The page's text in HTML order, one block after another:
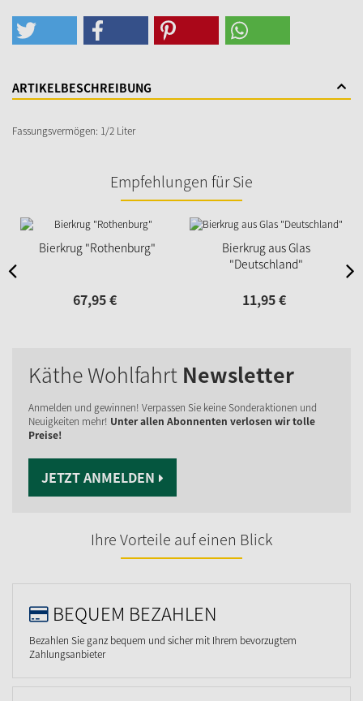
ARTIKELBESCHREIBUNG
Fassungsvermögen: 1/2 Liter
Empfehlungen für Sie
Bierkrug "Rothenburg"
67,95€
Bierkrug aus Glas
"Deutschland"
11,95€
Käthe Wohlfahrt Newsletter
Anmelden und gewinnen! Verpassen Sie keine Sonderaktionen und
Neuigkeiten mehr! Unter allen Abonnenten verlosen wir tolle
Preise!
JETZT ANMELDEN
Ihre Vorteile auf einen Blick
BEQUEM BEZAHLEN
Bezahlen Sie ganz bequem und sicher mit Ihrem bevorzugtem
Zahlungsanbieter